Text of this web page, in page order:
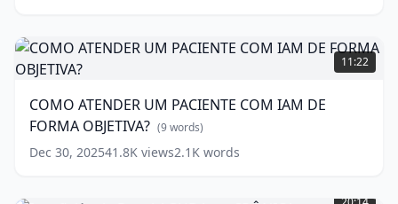
COMO
ATENDER
UM
COM
IAM
DE
FORMA
11:22
COMO ATENDER UM PACIENTE COM IAM DE
FORMA OBJETIVA? (9words)
Dec 30, 202541.8K views2.1K words
Renal